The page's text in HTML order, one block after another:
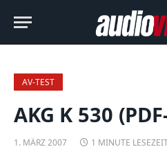
AV-TEST
AKG K 530
1. MÄRZ 2007 1 MINUTE